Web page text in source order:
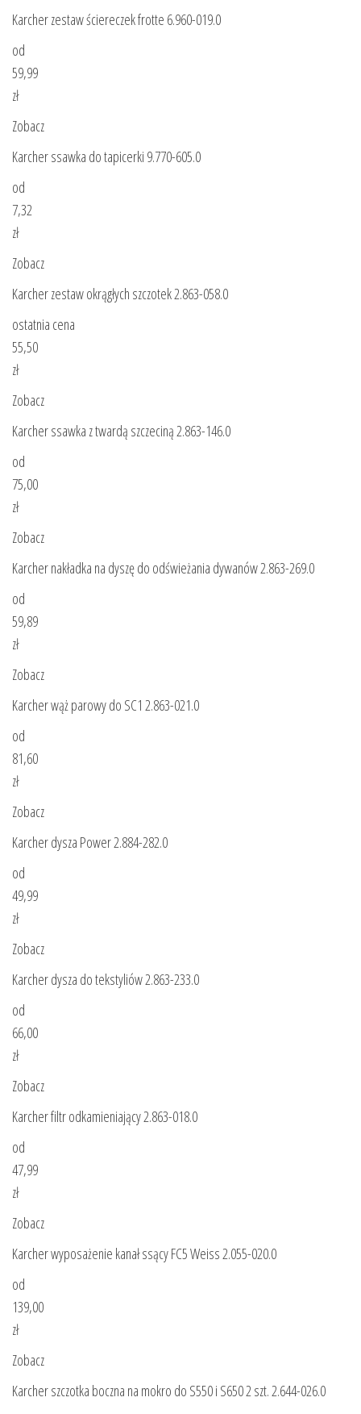
Karcher zestaw ściereczek frotte 6.960-019.0
od
59,99
zł
Zobacz
Karcher ssawka do tapicerki 9.770-605.0
od
7,32
zł
Zobacz
Karcher zestaw okrągłych szczotek 2.863-058.0
ostatnia cena
55,50
zł
Zobacz
Karcher ssawka z twardą szczeciną 2.863-146.0
od
75,00
zł
Zobacz
Karcher nakładka na dyszę do odświeżania dywanów 2.863-269.0
od
59,89
zł
Zobacz
Karcher wąż parowy do SC1 2.863-021.0
od
81,60
zł
Zobacz
Karcher dysza Power 2.884-282.0
od
49,99
zł
Zobacz
Karcher dysza do tekstyliów 2.863-233.0
od
66,00
zł
Zobacz
Karcher filtr odkamieniający 2.863-018.0
od
47,99
zł
Zobacz
Karcher wyposażenie kanał ssący FC5 Weiss 2.055-020.0
od
139,00
zł
Zobacz
Karcher szczotka boczna na mokro do S550 i S650 2 szt. 2.644-026.0